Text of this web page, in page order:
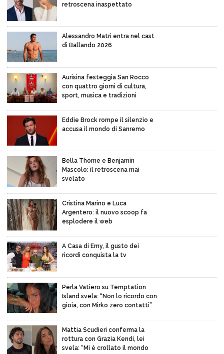
retroscena inaspettato
Alessandro Matri entra nel cast
di Ballando 2026
Aurisina festeggia San Rocco
con quattro giorni di cultura,
sport, musica e tradizioni
Eddie Brock rompe il silenzio e
accusa il mondo di Sanremo
Bella Thorne e Benjamin
Mascolo: il retroscena mai
svelato
Cristina Marino e Luca
Argentero: il nuovo scoop fa
esplodere il web
A Casa di Emy, il gusto dei
ricordi conquista la tv
Perla Vatiero su Temptation
Island svela: “Non lo ricordo con
gioia, con Mirko zero contatti”
Mattia Scudieri conferma la
rottura con Grazia Kendi, lei
svela: “Mi è crollato il mondo